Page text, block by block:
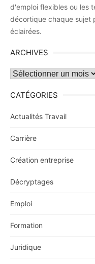
d'emploi flexibles ou les
décortique chaque sujet
éclairées.
ARCHIVES
Archives
CATÉGORIES
Actualités Travail
Carrière
Création entreprise
Décryptages
Emploi
Formation
Juridique